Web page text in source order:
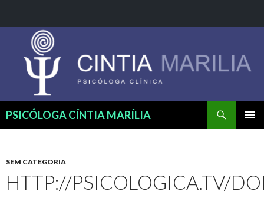
PSICÓLOGA CÍNTIA MARÍLIA
Pesquisar
CONTEÚDO
SEM CATEGORIA
HTTP://PSICOLOGICA.TV/